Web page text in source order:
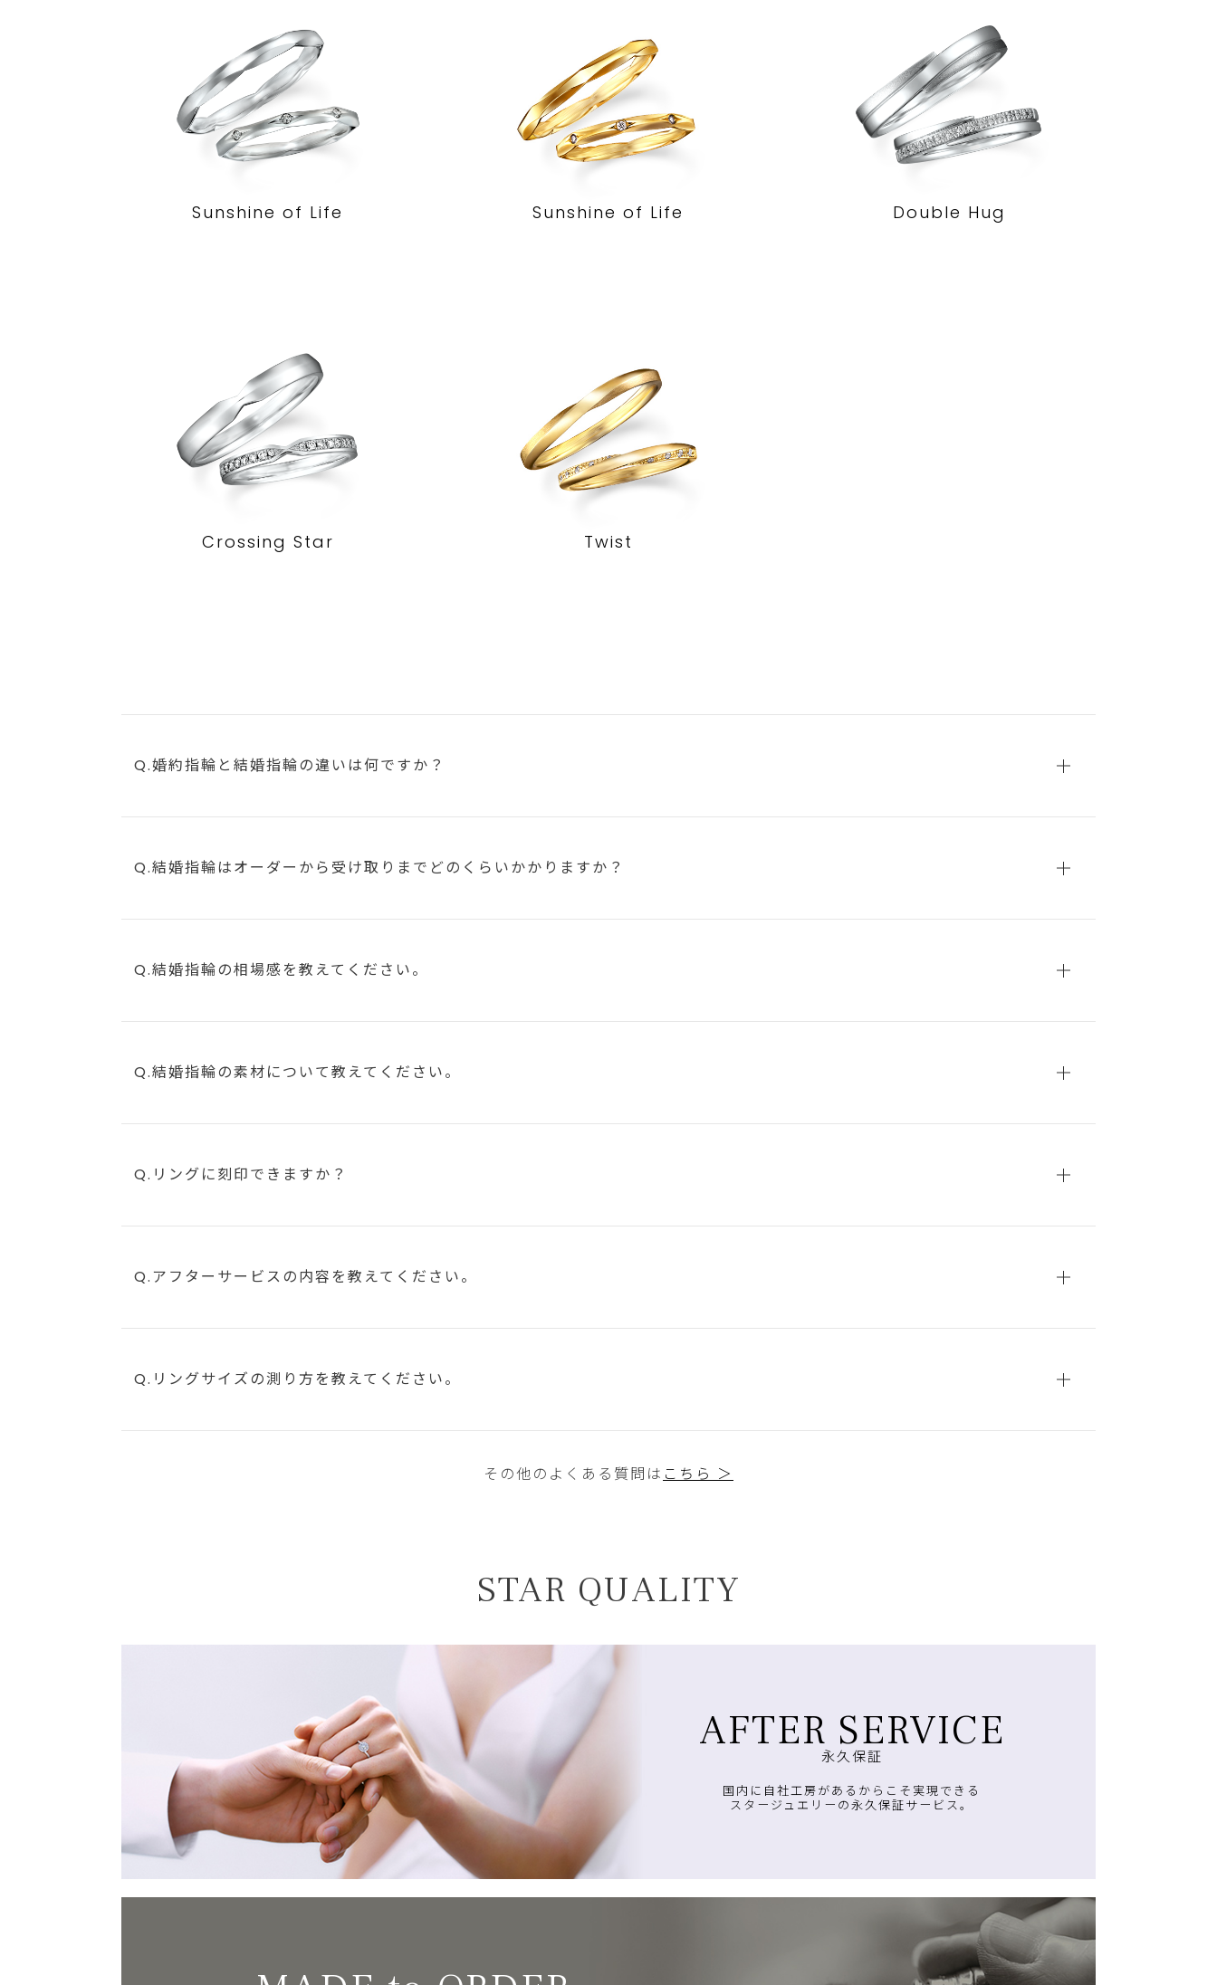
Sunshine of Life Sunshine of Life Double Hug
Crossing Star Twist
Q.婚約指輪と結婚指輪の違いは何ですか？
Q.結婚指輪はオーダーから受け取りまで どのくらいかかりますか？
Q.結婚指輪の相場感を教えてください。
Q.結婚指輪の素材について教えてください。
Q.リングに刻印できますか？
Q.アフターサービスの内容を教えてください。
Q.リングサイズの測り方を教えてください。
その他のよくある質問は こちら ＞
STAR QUALITY
AFTER SERVICE
永久保証
国内に自社工房があるからこそ実現できる
スタージュエリーの永久保証サービス。